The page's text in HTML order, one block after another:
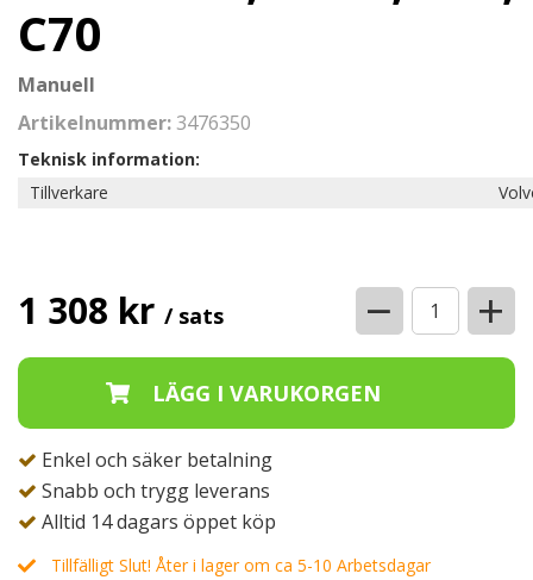
C70
Manuell
Artikelnummer:3476350
Teknisk information:
Tillverkare
1 308 kr / sats − +
Enkel och säker betalning
Snabb och trygg leverans
Alltid 14 dagars öppet köp
Tillfälligt Slut! Åter i lager om ca 5-10 Arbetsdagar